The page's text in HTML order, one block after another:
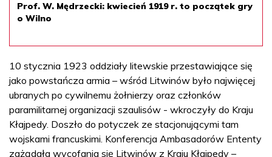
Prof. W. Mędrzecki: kwiecień 1919 r. to początek gry
o Wilno
10 stycznia 1923 oddziały litewskie przestawiające się
jako powstańcza armia – wśród Litwinów było najwięcej
ubranych po cywilnemu żołnierzy oraz członków
paramilitarnej organizacji szaulisów - wkroczyły do Kraju
Kłajpedy. Doszło do potyczek ze stacjonującymi tam
wojskami francuskimi. Konferencja Ambasadorów Ententy
zażądała wycofania się Litwinów z Kraju Kłajpedy –